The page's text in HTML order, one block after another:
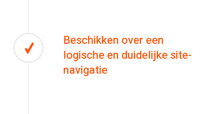
Beschikken over een
logische en duidelijke site-
navigatie